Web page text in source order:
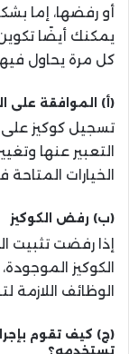
أو رفضها، إما
يمكنك أيضًا
كل مرة يحاول
(أ) الموافقة على
تسجيل كوكيز على
التعبير عنها
الخيارات
(ب) رفض الكوكيز
إذا رفضت تثبيت
الكوكيز
الوظائف
(ج) كيف تقوم
تستخدمه؟